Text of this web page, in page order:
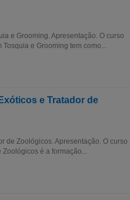
e Grooming. Apresentação. O curso
e Grooming tem como...
e Tratador de
de Zoológicos. Apresentação. O curso
é a formação...